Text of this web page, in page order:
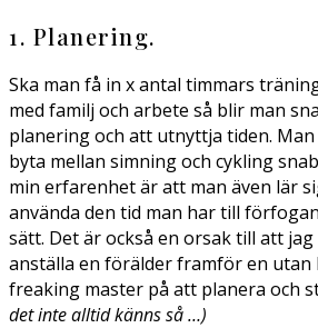
1. Planering.
Ska man få in x antal timmars
med familj och arbete så blir man
planering och att utnyttja tiden.
byta mellan simning och cykling
min erfarenhet är att man även lär
använda den tid man har till
sätt. Det är också en orsak till att
anställa en förälder framför en utan
freaking master på att planera och
det inte alltid känns så …)